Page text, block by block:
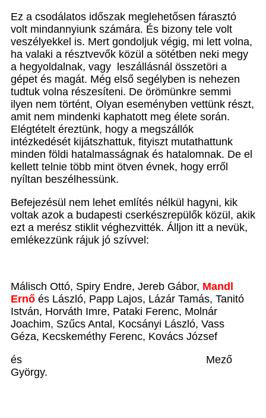
Ez a csodálatos időszak meglehetősen fárasztó
volt mindannyiunk számára. És bizony tele volt
veszélyekkel is. Mert gondoljuk végig, mi lett volna,
ha valaki a résztvevők közül a sötétben neki megy
a hegyoldalnak, vagy leszállásnál összetöri a
gépet és magát. Még első segélyben is nehezen
tudtuk volna részesíteni. De örömünkre semmi
ilyen nem történt, Olyan eseményben vettünk részt,
amit nem mindenki kaphatott meg élete során.
Elégtételt éreztünk, hogy a megszállók
intézkedését kijátszhattuk, fityiszt mutathattunk
minden földi hatalmasságnak és hatalomnak. De el
kellett telnie több mint ötven évnek, hogy erről
nyíltan beszélhessünk.
Befejezésül nem lehet említés nélkül hagyni, kik
voltak azok a budapesti cserkészrepülők közül, akik
ezt a merész stiklit véghezvitték. Álljon itt a nevük,
emlékezzünk rájuk jó szívvel:
Málisch Ottó, Spiry Endre, Jereb Gábor, Mandl
Ernő és László, Papp Lajos, Lázár Tamás, Tanitó
István, Horváth Imre, Pataki Ferenc, Molnár
Joachim, Szűcs Antal, Kocsányi László, Vass
Géza, Kecskeméthy Ferenc, Kovács József
és Mező
György.